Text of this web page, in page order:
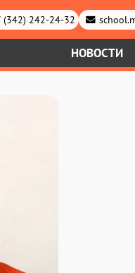
(342) 242-24-32
НОВОСТИ